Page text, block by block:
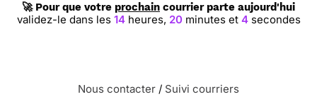
découvrir le cadeau, bien vu j. brossard
🚀 Pour que votre prochain courrier parte aujourd'hui
validez-le dans les 14heures, 20minutes et 3secondes
Nous contacter / Suivi courriers